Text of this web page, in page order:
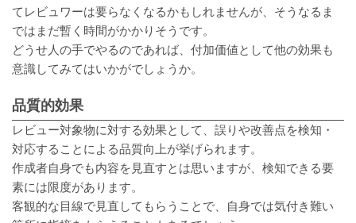
てレビュワーは要らなくなるかもしれませんが、そうなるま
ではまだ暫く時間がかかりそうです。
どうせ人の手でやるのであれば、付加価値として他の効果も
意識してみてはいかがでしょうか。
品質的効果
レビュー対象物に対する効果として、誤りや改善点を検知・
対応することによる品質向上が挙げられます。
作成者自身でも内容を見直すとは思いますが、検知できる要
素には限度があります。
客観的な目線で見直してもらうことで、自身では気付き難い